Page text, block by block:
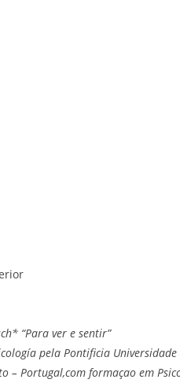
“Para ver e sentir”
pela Pontificia
Portugal,com formaçao em